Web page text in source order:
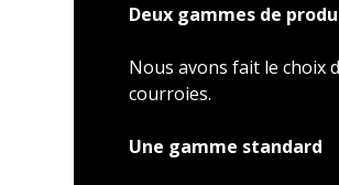
Deux gammes de
Nous avons fait le choix
courroies.
Une gamme standard